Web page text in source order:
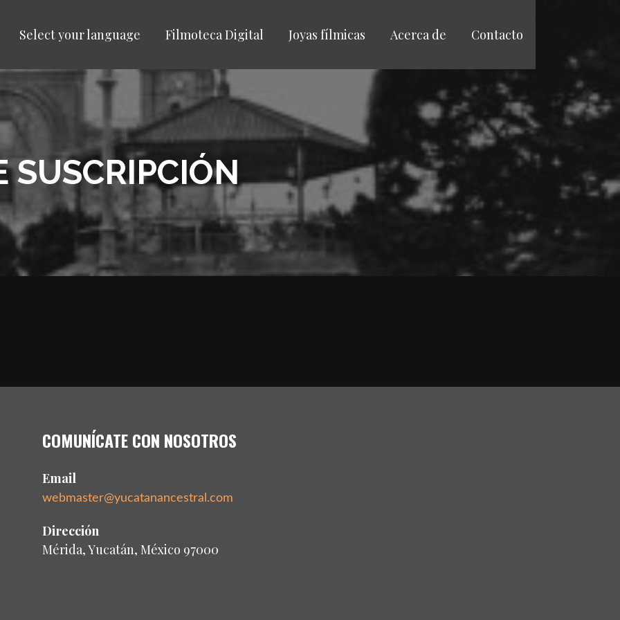
Select your language Filmoteca Digital Joyas fílmicas Acerca de Contacto
SUSCRIPCIÓN
COMUNÍCATE CON NOSOTROS
Email
webmaster@yucatanancestral.com
Dirección
Mérida, Yucatán, México 97000